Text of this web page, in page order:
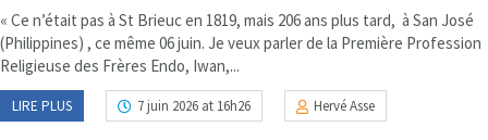
« Ce n’était pas à St Brieuc en 1819, mais 206 ans plus tard, à San José
(Philippines) , ce même 06 juin. Je veux parler de la Première Profession
Religieuse des Frères Endo, Iwan,...
LIRE PLUS 7 juin 2026 at 16h26 Hervé Asse